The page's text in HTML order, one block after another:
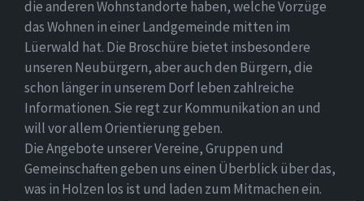
die anderen Wohnstandorte haben, welche Vorzüge
das Wohnen in einer Landgemeinde mitten im
Lüerwald hat. Die Broschüre bietet insbesondere
unseren Neubürgern, aber auch den Bürgern, die
schon länger in unserem Dorf leben zahlreiche
Informationen. Sie regt zur Kommunikation an und
will vor allem Orientierung geben.
Die Angebote unserer Vereine, Gruppen und
Gemeinschaften geben uns einen Überblick über das,
was in Holzen los ist und laden zum Mitmachen ein.